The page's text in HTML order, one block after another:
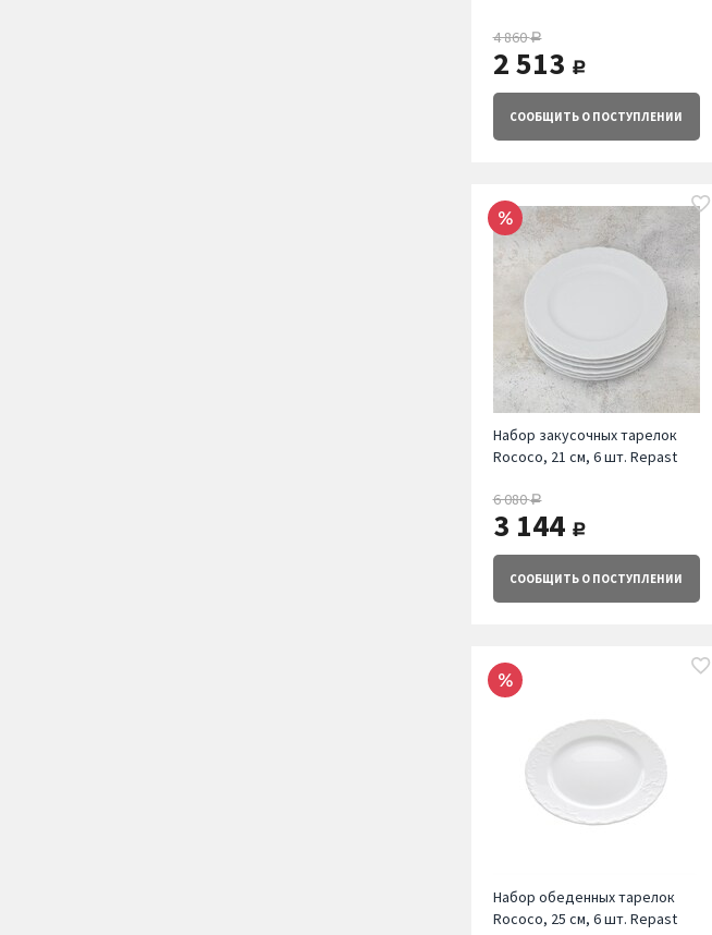
4 860руб.
2 513 руб.
СООБЩИТЬ О ПОСТУПЛЕНИИ
Набор закусочных тарелок
Rococo, 21 см, 6 шт. Repast
6 080руб.
3 144 руб.
СООБЩИТЬ О ПОСТУПЛЕНИИ
Набор обеденных тарелок
Rococo, 25 см, 6 шт. Repast